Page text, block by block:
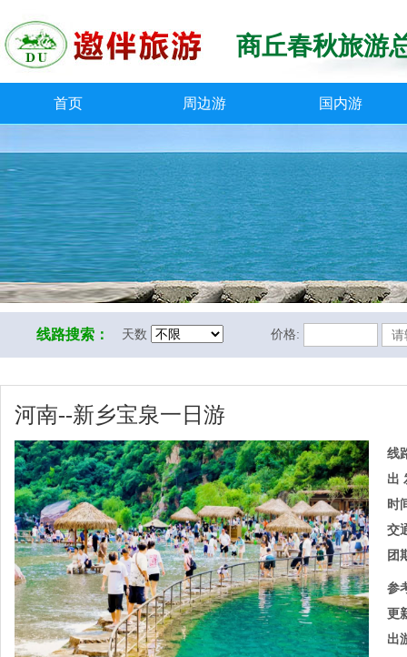
商丘春秋旅游
首页 周边游 国内游
线路搜索： 天数 价格:
河南--新乡宝泉一日游
线
出
时
交
团
参
更
出